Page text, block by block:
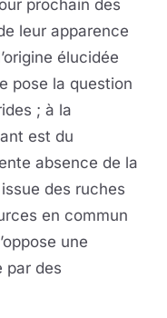
prochain des
leur apparence
élucidée
pose la question
; à la
est du
absence de la
des ruches
en commun
une
par des